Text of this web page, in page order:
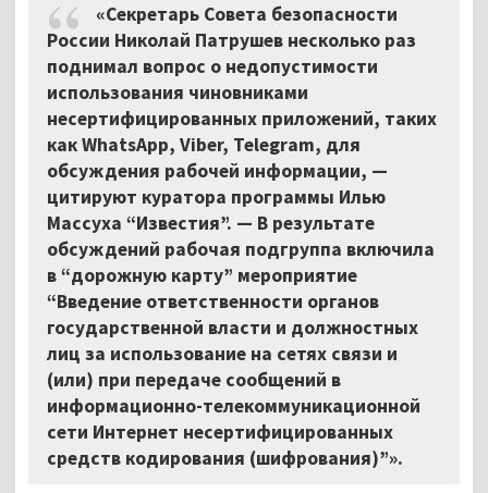
«Секретарь Совета безопасности
России Николай Патрушев несколько раз
поднимал вопрос о недопустимости
использования чиновниками
несертифицированных приложений, таких
как WhatsApp, Viber, Telegram, для
обсуждения рабочей информации, —
цитируют куратора программы Илью
Массуха “Известия”. — В результате
обсуждений рабочая подгруппа включила
в “дорожную карту” мероприятие
“Введение ответственности органов
государственной власти и должностных
лиц за использование на сетях связи и
(или) при передаче сообщений в
информационно-телекоммуникационной
сети Интернет несертифицированных
средств кодирования (шифрования)”».